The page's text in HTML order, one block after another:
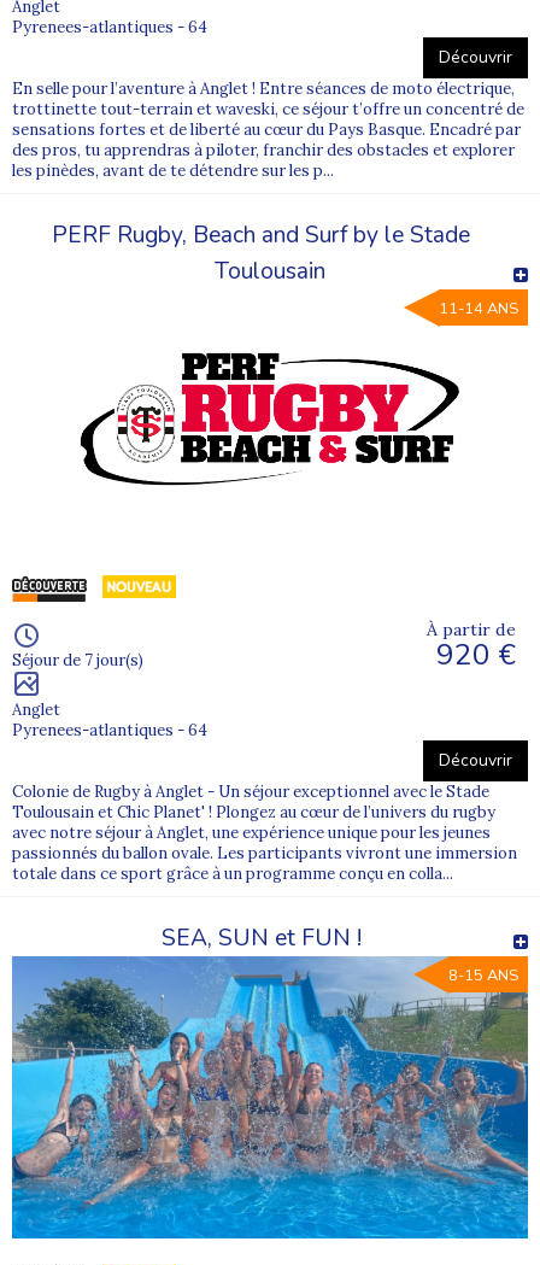
options de départ sur chaque fiche séjour.
Anglet
Pyrenees-atlantiques - 64
Découvrir
En selle pour l’aventure à Anglet ! Entre séances de moto électrique,
trottinette tout-terrain et waveski, ce séjour t’offre un concentré de
sensations fortes et de liberté au cœur du Pays Basque. Encadré par
des pros, tu apprendras à piloter, franchir des obstacles et explorer
les pinèdes, avant de te détendre sur les p...
PERF Rugby, Beach and Surf by le Stade
Toulousain
11-14 ANS
Séjour de 7 jour(s)
Anglet
Pyrenees-atlantiques - 64
À partir de
920 €
Découvrir
Colonie de Rugby à Anglet - Un séjour exceptionnel avec le Stade
Toulousain et Chic Planet' ! Plongez au cœur de l’univers du rugby
avec notre séjour à Anglet, une expérience unique pour les jeunes
passionnés du ballon ovale. Les participants vivront une immersion
totale dans ce sport grâce à un programme conçu en colla...
SEA, SUN et FUN !
8-15 ANS